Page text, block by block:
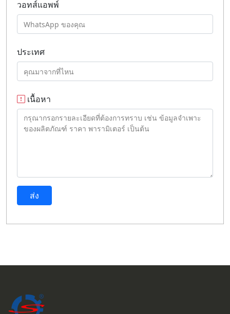
วอทส์แอพพ์
ประเทศ
เนื้อหา
ส่ง